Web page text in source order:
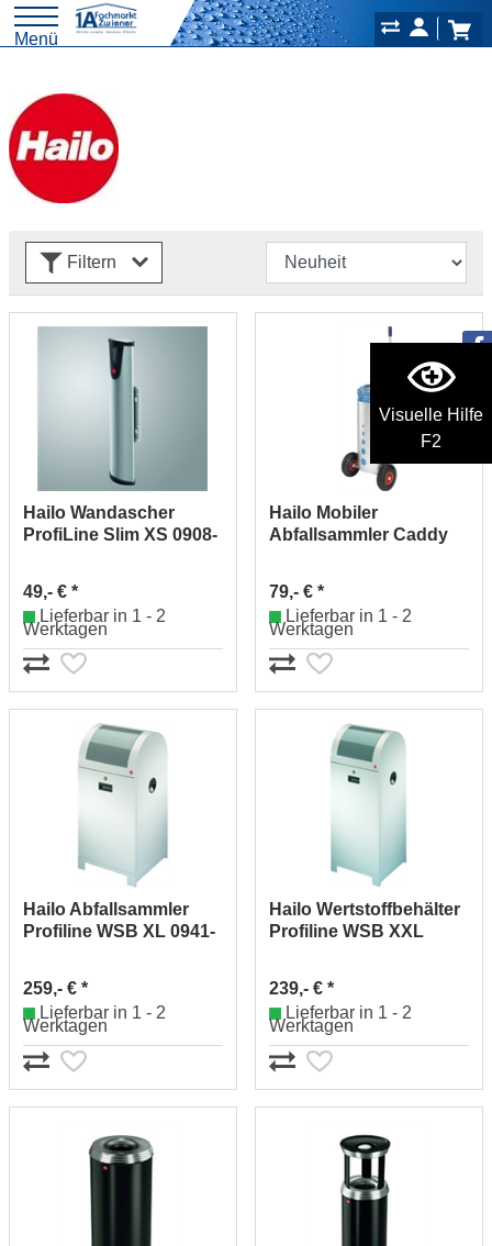
Visuelle Hilfe
F2
Menü
Filtern
Hailo Wandascher
ProfiLine Slim XS 0908-
49,- € *
Lieferbar in 1 - 2
Werktagen
Hailo Mobiler
Abfallsammler Caddy
79,- € *
Lieferbar in 1 - 2
Werktagen
Hailo Abfallsammler
Profiline WSB XL 0941-
259,- € *
Lieferbar in 1 - 2
Werktagen
Hailo Wertstoffbehälter
Profiline WSB XXL
239,- € *
Lieferbar in 1 - 2
Werktagen